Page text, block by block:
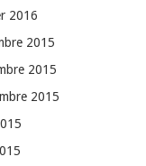
2016
2015
2015
2015